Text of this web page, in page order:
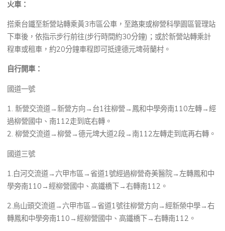
火車：
搭乘台鐵至新營站轉乘黃3市區公車，至路東或柳營科學園區管理站
下車後，依指示步行前往(步行時間約30分鐘)；或於新營站轉乘計
程車或租車，約20分鐘車程即可抵達德元埤荷蘭村。
自行開車：
國道一號
1. 新營交流道→新營方向→台1往柳營→鳳和中學旁南110左轉→經
過柳營國中、南112走到底右轉。
2. 柳營交流道→柳營→德元埤大道2段→南112左轉走到底再右轉。
國道三號
1.白河交流道→六甲市區→省道1號經過柳營奇美醫院→左轉鳳和中
學旁南110→經柳營國中、高鐵橋下→右轉南112。
2.烏山頭交流道→六甲市區→省道1號往柳營方向→經新榮中學→右
轉鳳和中學旁南110→經柳營國中、高鐵橋下→右轉南112。